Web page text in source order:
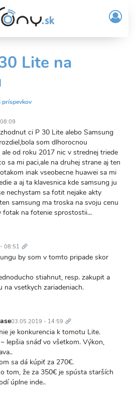
/
Lite na
ci P 30 Lite alebo Samsung
som dlhorocnou
od roku 2017 nic v strednej triede
sa mi paci,ale na druhej strane aj ten
inak vseobecne huawei sa mi
a aj ta klavesnica kde samsung ju
nechystam sa fotit nejake akty
samsung ma troska na svoju cenu
na fotenie sprostostii...
08:51 odkaz
by som v tomto pripade skor
stiahnut, resp. zakupit a
vsetkych zariadeniach.
03.05.2019 - 14:59 odkaz
je konkurencia k tomotu Lite.
lepšia snáď vo všetkom. Výkon,
sa dá kúpiť za 270€.
tom, že za 350€ je spústa starších
úplne inde..